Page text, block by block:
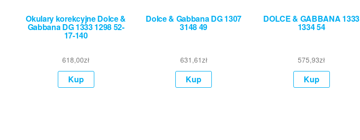
Okulary korekcyjne Dolce &
Gabbana DG 1333 1298 52-
17-140
618,00zł
Kup
Dolce & Gabbana DG 1307
3148 49
631,61zł
Kup
DOLCE & GABBANA 1333
1334 54
575,93zł
Kup